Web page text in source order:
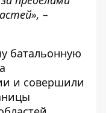
–
батальонную
и совершили